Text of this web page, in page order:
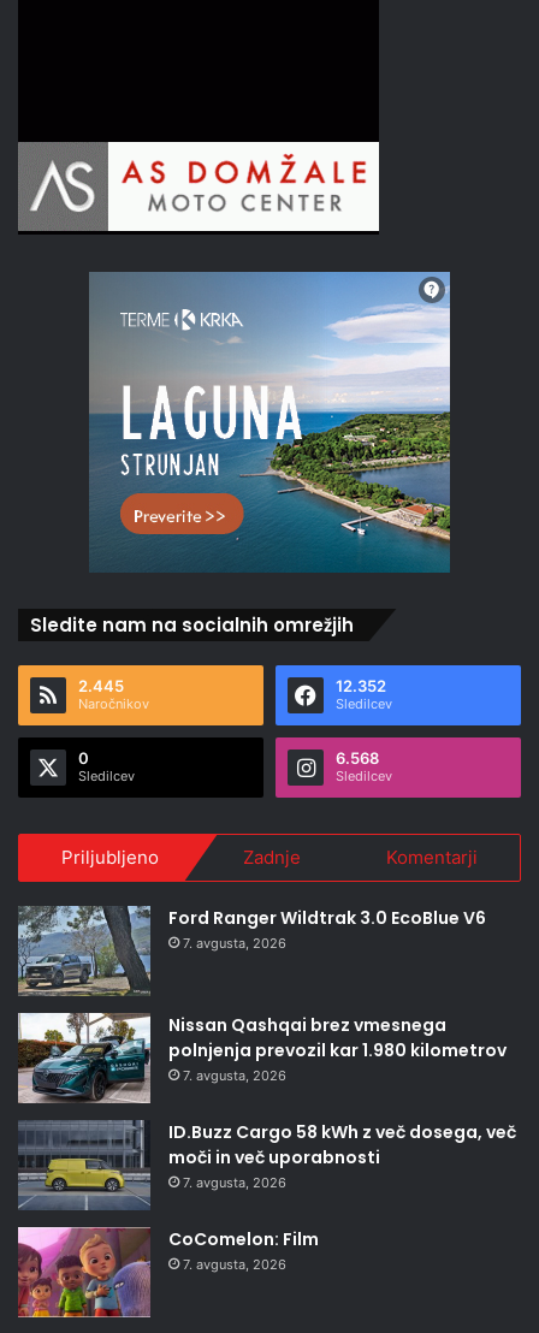
Sledite nam na socialnih omrežjih
2.445
Naročnikov
12.352
Sledilcev
0
Sledilcev
6.568
Sledilcev
Priljubljeno Zadnje Komentarji
Ford Ranger Wildtrak 3.0 EcoBlue V6
7. avgusta, 2026
Nissan Qashqai brez vmesnega
polnjenja prevozil kar 1.980 kilometrov
7. avgusta, 2026
ID.Buzz Cargo 58 kWh z več dosega, več
moči in več uporabnosti
7. avgusta, 2026
CoComelon: Film
7. avgusta, 2026